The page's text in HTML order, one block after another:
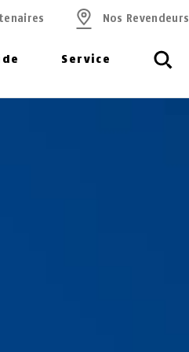
Service
Nos Revendeurs